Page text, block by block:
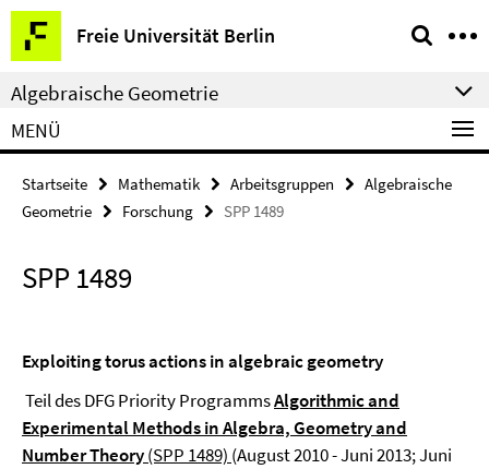
Springe
direkt
zu
Inhalt
Freie Universität Berlin
Service-
Navigation
Algebraische Geometrie
MENÜ
Startseite Mathematik Arbeitsgruppen
Algebraische
Geometrie
Forschung SPP 1489
SPP 1489
Exploiting torus actions in algebraic geometry
Teil des DFG Priority ProgrammsAlgorithmic and
Experimental Methods in Algebra, Geometry and
Number Theory(SPP 1489) (August 2010 - Juni 2013; Juni